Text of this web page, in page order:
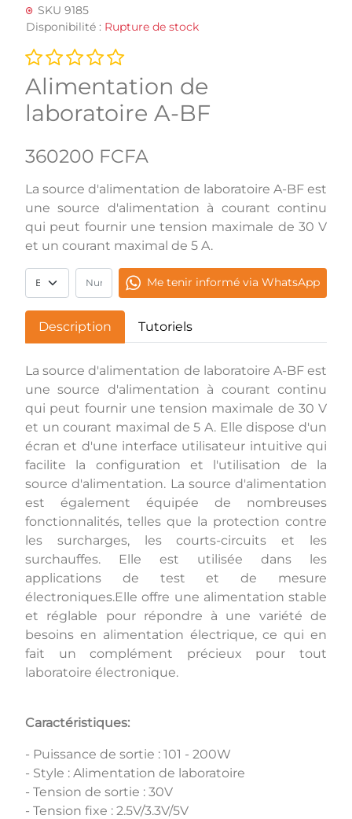
SKU 9185
Disponibilité : Rupture de stock
Alimentation de
laboratoire A-BF
360200 FCFA
La source d'alimentation de laboratoire A-BF est
une source d'alimentation à courant continu
qui peut fournir une tension maximale de 30 V
et un courant maximal de 5 A.
Me tenir informé via WhatsApp
Description Tutoriels
La source d'alimentation de laboratoire A-BF est
une source d'alimentation à courant continu
qui peut fournir une tension maximale de 30 V
et un courant maximal de 5 A. Elle dispose d'un
écran et d'une interface utilisateur intuitive qui
facilite la configuration et l'utilisation de la
source d'alimentation. La source d'alimentation
est également équipée de nombreuses
fonctionnalités, telles que la protection contre
les surcharges, les courts-circuits et les
surchauffes. Elle est utilisée dans les
applications de test et de mesure
électroniques.Elle offre une alimentation stable
et réglable pour répondre à une variété de
besoins en alimentation électrique, ce qui en
fait un complément précieux pour tout
laboratoire électronique.
Caractéristiques:
- Puissance de sortie : 101 - 200W
- Style : Alimentation de laboratoire
- Tension de sortie : 30V
- Tension fixe : 2.5V/3.3V/5V